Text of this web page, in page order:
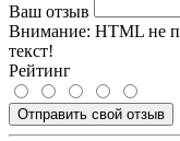
Ваш отзыв
Внимание: HTML не
текст!
Рейтинг
Отправить свой отзыв